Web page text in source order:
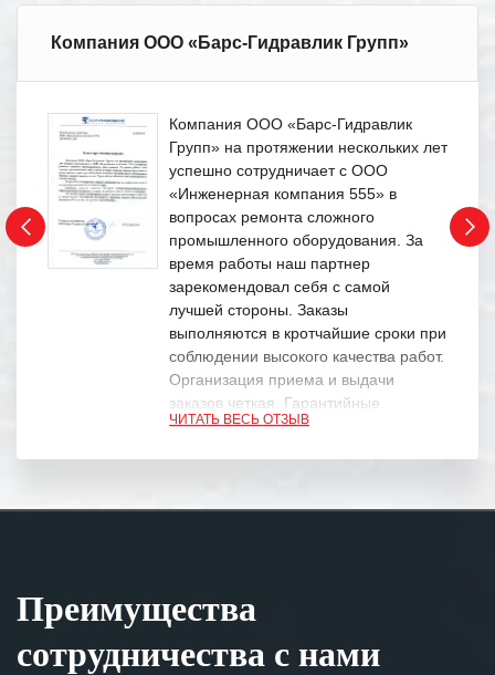
Компания ООО «Барс-Гидравлик Групп»
Компания ООО «Барс-Гидравлик
Групп» на протяжении нескольких лет
успешно сотрудничает с ООО
«Инженерная компания 555» в
вопросах ремонта сложного
промышленного оборудования. За
время работы наш партнер
зарекомендовал себя с самой
лучшей стороны. Заказы
выполняются в кротчайшие сроки при
соблюдении высокого качества работ.
Организация приема и выдачи
заказов четкая. Гарантийные
обязательства выполняются в
Особенно хочется отметить высокую
клиентоориентированность
персонала Вашей компании,
ЧИТАТЬ ВЕСЬ ОТЗЫВ
Преимущества
сотрудничества с нами